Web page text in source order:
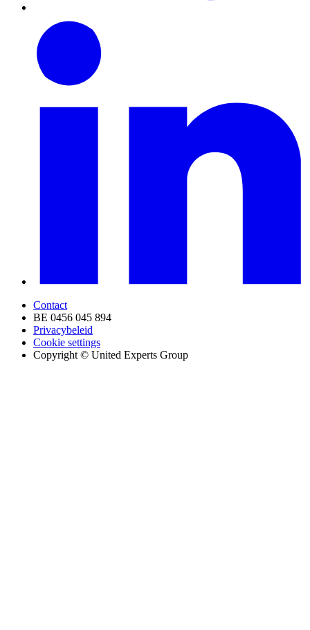
Contact
BE 0456 045 894
Privacybeleid
Cookie settings
Copyright © United Experts Group